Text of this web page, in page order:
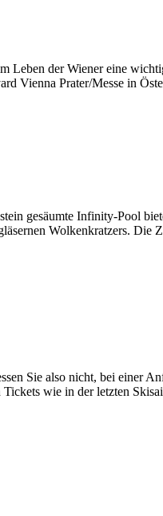
Leben der Wiener eine
Vienna Prater/Messe in
gesäumte Infinity-Pool
Wolkenkratzers. Die
Sie also nicht, bei einer
Tickets wie in der letzten